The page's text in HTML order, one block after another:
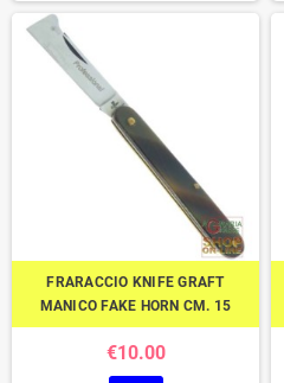
FRARACCIO KNIFE GRAFT
MANICO FAKE HORN CM. 15
€10.00